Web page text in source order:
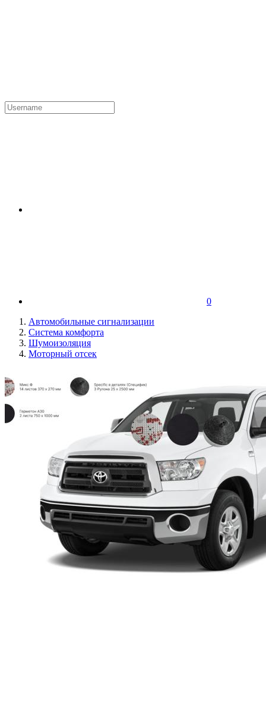
0
Автомобильные сигнализации
Система комфорта
Шумоизоляция
Моторный отсек